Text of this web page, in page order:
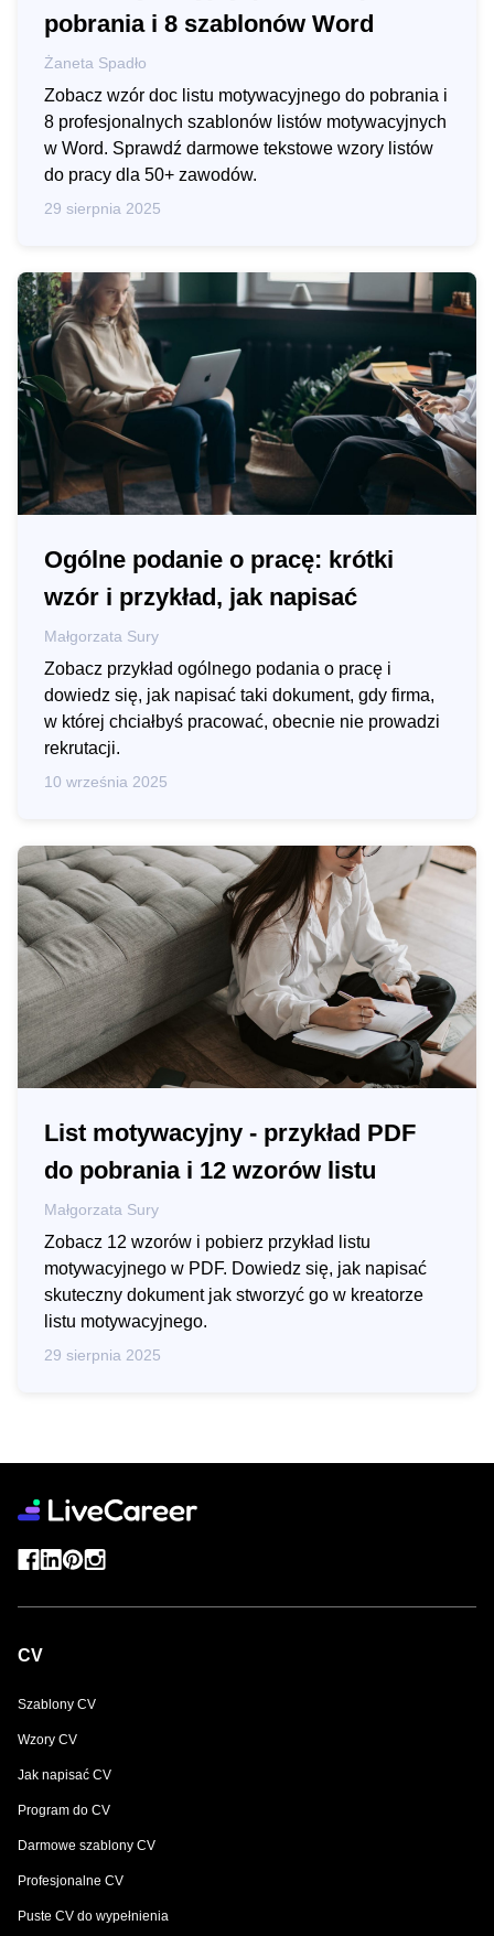
pobrania i 8 szablonów Word
Żaneta Spadło
Zobacz wzór doc listu motywacyjnego do pobrania i
8 profesjonalnych szablonów listów motywacyjnych
w Word. Sprawdź darmowe tekstowe wzory listów
do pracy dla 50+ zawodów.
29 sierpnia 2025
Ogólne podanie o pracę: krótki
wzór i przykład, jak napisać
Małgorzata Sury
Zobacz przykład ogólnego podania o pracę i
dowiedz się, jak napisać taki dokument, gdy firma,
w której chciałbyś pracować, obecnie nie prowadzi
rekrutacji.
10 września 2025
List motywacyjny - przykład PDF
do pobrania i 12 wzorów listu
Małgorzata Sury
Zobacz 12 wzorów i pobierz przykład listu
motywacyjnego w PDF. Dowiedz się, jak napisać
skuteczny dokument jak stworzyć go w kreatorze
listu motywacyjnego.
29 sierpnia 2025
CV
Szablony CV
Wzory CV
Jak napisać CV
Program do CV
Darmowe szablony CV
Profesjonalne CV
Puste CV do wypełnienia